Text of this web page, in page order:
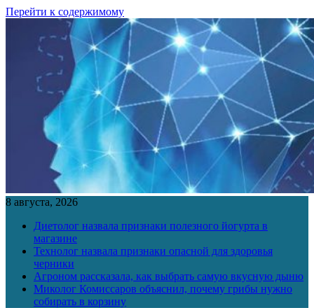
Перейти к содержимому
8 августа, 2026
Диетолог назвала признаки полезного йогурта в
магазине
Технолог назвала признаки опасной для здоровья
черники
Агроном рассказала, как выбрать самую вкусную дыню
Миколог Комиссаров объяснил, почему грибы нужно
собирать в корзину